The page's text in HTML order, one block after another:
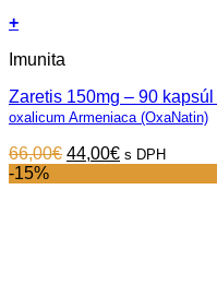
+
Imunita
Zaretis 150mg – 90 kapsúl
oxalicum Armeniaca (OxaNatin)
66,00€ Original
44,00€Current
s DPH
-15%